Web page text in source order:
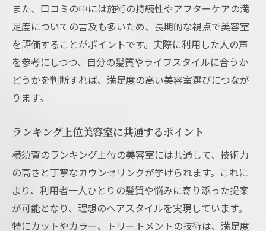
また、口コミの中には施術の持続性やアフターケアの満
足度についての言及も多いため、長期的な視点で美容室
を評価することがポイントです。実際に利用した人の声
を参考にしつつ、自分の髪質やライフスタイルに合うか
どうかを判断すれば、満足度の高い美容室選びにつなが
ります。
ランキング上位美容室に共通するポイント
横須賀のランキング上位の美容室には共通して、技術力
の高さと丁寧なカウンセリングが挙げられます。これに
より、利用者一人ひとりの髪質や悩みに寄り添った提案
が可能となり、理想のヘアスタイルを実現しています。
特にカットやカラー、トリートメントの技術は、満足度